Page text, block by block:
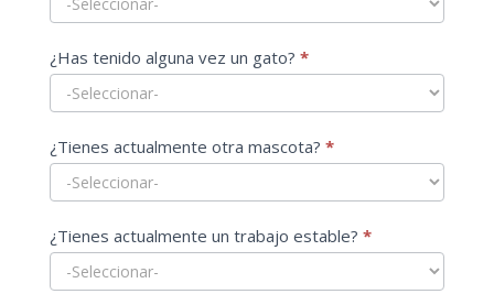
¿Has tenido alguna vez un gato? *
¿Tienes actualmente otra mascota? *
¿Tienes actualmente un trabajo estable? *